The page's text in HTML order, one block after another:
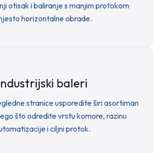
otisak i baliranje s manjim protokom
horizontalne obrade.
baleri
stranice usporedite širi asortiman
što odredite vrstu komore, razinu
i ciljni protok.